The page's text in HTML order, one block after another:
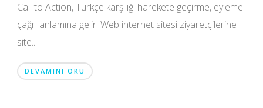
Call to Action, Türkçe karşılığı harekete geçirme, eyleme
çağrı anlamına gelir. Web internet sitesi ziyaretçilerine
site...
DEVAMINI OKU